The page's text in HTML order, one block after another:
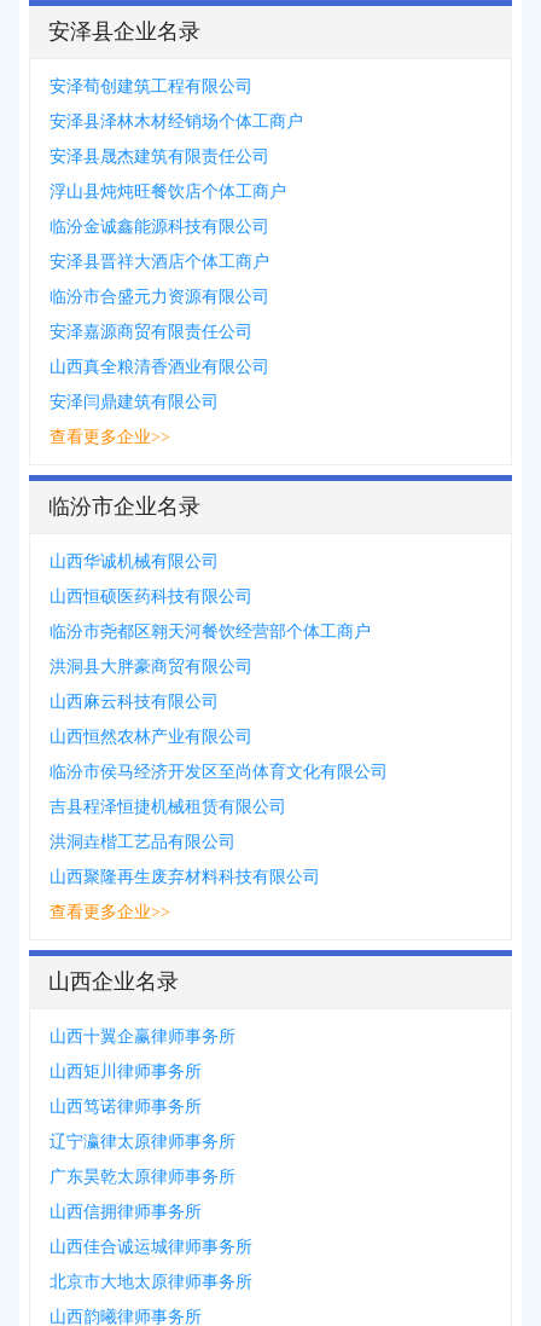
安泽县企业名录
安泽荀创建筑工程有限公司
安泽县泽林木材经销场个体工商户
安泽县晟杰建筑有限责任公司
浮山县炖炖旺餐饮店个体工商户
临汾金诚鑫能源科技有限公司
安泽县晋祥大酒店个体工商户
临汾市合盛元力资源有限公司
安泽嘉源商贸有限责任公司
山西真全粮清香酒业有限公司
安泽闫鼎建筑有限公司
查看更多企业>>
临汾市企业名录
山西华诚机械有限公司
山西恒硕医药科技有限公司
临汾市尧都区翱天河餐饮经营部个体工商户
洪洞县大胖豪商贸有限公司
山西麻云科技有限公司
山西恒然农林产业有限公司
临汾市侯马经济开发区至尚体育文化有限公司
吉县程泽恒捷机械租赁有限公司
洪洞垚楷工艺品有限公司
山西聚隆再生废弃材料科技有限公司
查看更多企业>>
山西企业名录
山西十翼企赢律师事务所
山西矩川律师事务所
山西笃诺律师事务所
辽宁瀛律太原律师事务所
广东昊乾太原律师事务所
山西信拥律师事务所
山西佳合诚运城律师事务所
北京市大地太原律师事务所
山西韵曦律师事务所